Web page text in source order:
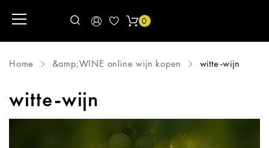
0
Home &amp;WINE online wijn kopen witte-wijn
witte-wijn